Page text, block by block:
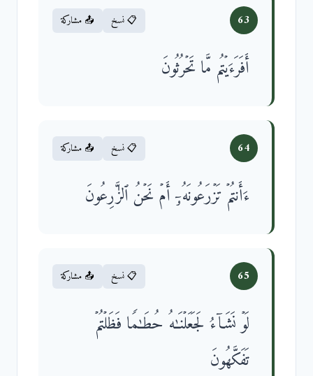
63 📋 نسخ 📤 مشاركة
أَفَرَءَیۡتُم مَّا تَحۡرُثُونَ
64 📋 نسخ 📤 مشاركة
ءَأَنتُمۡ تَزۡرَعُونَهُۥۤ أَمۡ نَحۡنُ ٱلزَّ ٰ⁠رِعُونَ
65 📋 نسخ 📤 مشاركة
لَوۡ نَشَاۤءُ لَجَعَلۡنَـٰهُ حُطَـٰمࣰا فَظَلۡتُمۡ
تَفَكَّهُونَ